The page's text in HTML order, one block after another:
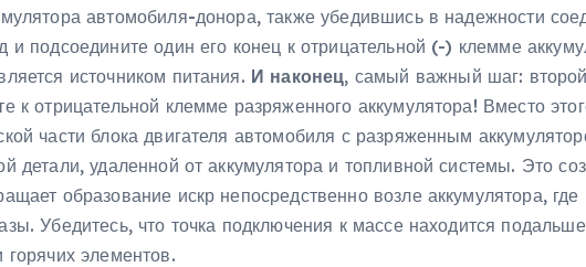
автомобиля-донора, также убедившись в надежности
и подсоедините один его конец к отрицательной (-) клемме
источником питания. И наконец, самый важный шаг:
к отрицательной клемме разряженного аккумулятора! Вместо
части блока двигателя автомобиля с разряженным
детали, удаленной от аккумулятора и топливной системы. Это
образование искр непосредственно возле аккумулятора, где
Убедитесь, что точка подключения к массе находится
элементов.